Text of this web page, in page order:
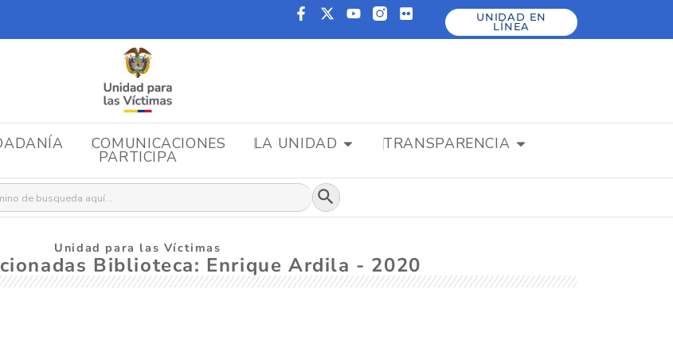
UNIDAD EN
LÍNEA
COMUNICACIONES LA UNIDAD TRANSPARENCIA
PARTICIPA
Botón de búsqueda
Unidad para las Víctimas
Biblioteca: Enrique Ardila - 2020